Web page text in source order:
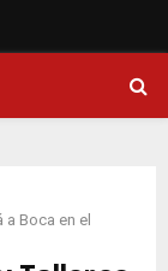
Boca en el